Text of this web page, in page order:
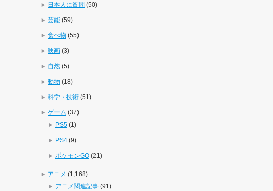
日本人に質問 (50)
芸能 (59)
食べ物 (55)
映画 (3)
自然 (5)
動物 (18)
科学・技術 (51)
ゲーム (37)
PS5 (1)
PS4 (9)
ポケモンGO (21)
アニメ (1,168)
アニメ関連記事 (91)